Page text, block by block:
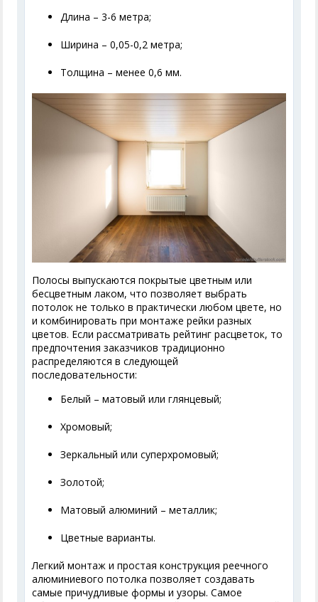
Длина – 3-6 метра;
Ширина – 0,05-0,2 метра;
Толщина – менее 0,6 мм.
Полосы выпускаются покрытые цветным или
бесцветным лаком, что позволяет выбрать
потолок не только в практически любом цвете, но
и комбинировать при монтаже рейки разных
цветов. Если рассматривать рейтинг расцветок, то
предпочтения заказчиков традиционно
распределяются в следующей
последовательности:
Белый – матовый или глянцевый;
Хромовый;
Зеркальный или суперхромовый;
Золотой;
Матовый алюминий – металлик;
Цветные варианты.
Легкий монтаж и простая конструкция реечного
алюминиевого потолка позволяет создавать
самые причудливые формы и узоры. Самое